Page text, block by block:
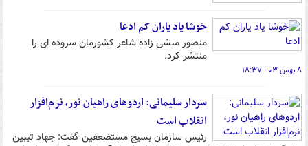
خوشا یاد یاران کم ادعا
منصور منشی زاده شاعر کشورمان سروده ای را
منتشر کرد.
۸ بهمن ۰۳ - ۱۸:۳۷
سردار سلیمانی: اردوهای راهیان نور، نرم‌افزار
انقلاب است
رئیس سازمان بسیج مستضعفین گفت: جهاد تببین